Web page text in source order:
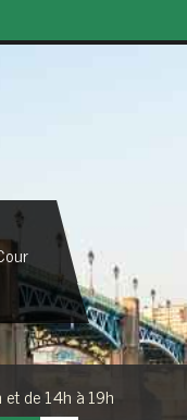
et de 14h à 19h